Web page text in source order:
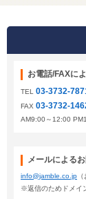
お電話/FAXに
TEL 03-3732-
FAX 03-3732-
AM9:00～12:00
メールによる
info@jamble.co.jp
※返信のためドメイ